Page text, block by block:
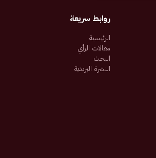
روابط سريعة
الرئيسية
مقالات الرأي
البحث
النشرة البريدية